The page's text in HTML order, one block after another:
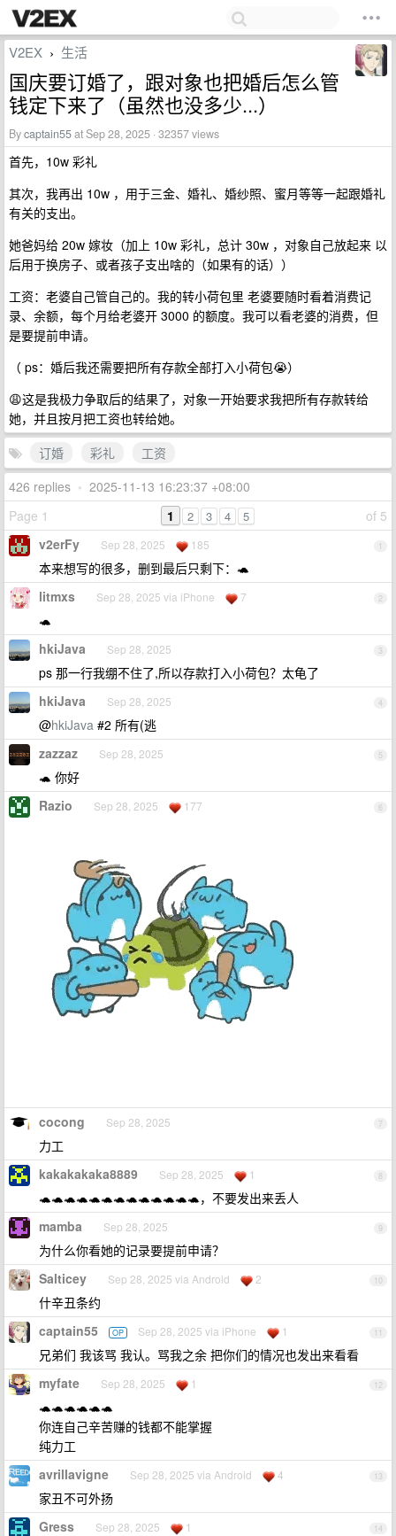
V2EX › 生活
国庆要订婚了，跟对象也把婚后怎么管
钱定下来了（虽然也没多少...）
Bycaptain55at Sep 28, 2025 · 32357 views
首先，10w 彩礼
其次，我再出 10w ，用于三金、婚礼、婚纱照、蜜月等等一起跟婚礼
有关的支出。
她爸妈给 20w 嫁妆（加上 10w 彩礼，总计 30w ，对象自己放起来 以
后用于换房子、或者孩子支出啥的（如果有的话））
工资：老婆自己管自己的。我的转小荷包里 老婆要随时看着消费记
录、余额，每个月给老婆开 3000 的额度。我可以看老婆的消费，但
是要提前申请。
（ ps：婚后我还需要把所有存款全部打入小荷包😭）
😩这是我极力争取后的结果了，对象一开始要求我把所有存款转给
她，并且按月把工资也转给她。
订婚
彩礼
工资
426 replies • 2025-11-13 16:23:37 +08:00
Page 1
of 5
1 2 3 4 5
1
v2erFy Sep 28, 2025 185
本来想写的很多，删到最后只剩下：🐢
2
litmxs Sep 28, 2025 via iPhone 7
🐢
3
hkiJava Sep 28, 2025
ps 那一行我绷不住了,所以存款打入小荷包？太龟了
4
hkiJava Sep 28, 2025
@hkiJava #2 所有(逃
5
zazzaz Sep 28, 2025
🐢 你好
6
Razio Sep 28, 2025 177
7
cocong Sep 28, 2025
力工
8
kakakakaka8889 Sep 28, 2025 1
🐢🐢🐢🐢🐢🐢🐢🐢🐢🐢🐢🐢🐢，不要发出来丢人
9
mamba Sep 28, 2025
为什么你看她的记录要提前申请？
10
Salticey Sep 28, 2025 via Android 2
什辛丑条约
11
captain55 OP Sep 28, 2025 via iPhone 1
兄弟们 我该骂 我认。骂我之余 把你们的情况也发出来看看
12
myfate Sep 28, 2025 1
🐢🐢🐢🐢🐢🐢
你连自己辛苦赚的钱都不能掌握
纯力工
13
avrillavigne Sep 28, 2025 via Android 4
家丑不可外扬
14
Gress Sep 28, 2025 1